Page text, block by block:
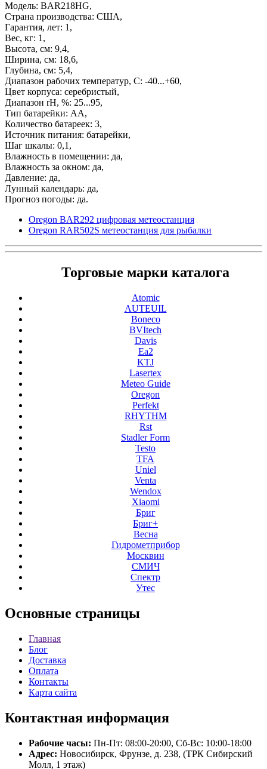
Модель: BAR218HG,
Страна производства: США,
Гарантия, лет: 1,
Вес, кг: 1,
Высота, см: 9,4,
Ширина, см: 18,6,
Глубина, см: 5,4,
Диапазон рабочих температур, С: -40...+60,
Цвет корпуса: серебристый,
Диапазон rH, %: 25...95,
Тип батарейки: АА,
Количество батареек: 3,
Источник питания: батарейки,
Шаг шкалы: 0,1,
Влажность в помещении: да,
Влажность за окном: да,
Давление: да,
Лунный календарь: да,
Прогноз погоды: да.
Oregon BAR292 цифровая метеостанция
Oregon RAR502S метеостанция для рыбалки
Торговые марки каталога
Atomic
AUTEUIL
Boneco
BVItech
Davis
Ea2
KTJ
Lasertex
Meteo Guide
Oregon
Perfekt
RHYTHM
Rst
Stadler Form
Testo
TFA
Uniel
Venta
Wendox
Xiaomi
Бриг
Бриг+
Весна
Гидрометприбор
Москвин
СМИЧ
Спектр
Утес
Основные страницы
Главная
Блог
Доставка
Оплата
Контакты
Карта сайта
Контактная информация
Рабочие часы: Пн-Пт: 08:00-20:00, Сб-Вс: 10:00-18:00
Адрес: Новосибирск, Фрунзе, д. 238, (ТРК Сибирский
Молл, 1 этаж)